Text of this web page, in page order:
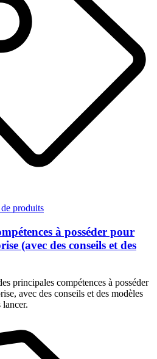
produits
à posséder pour
(avec des conseils et des
principales compétences à posséder
avec des conseils et des modèles